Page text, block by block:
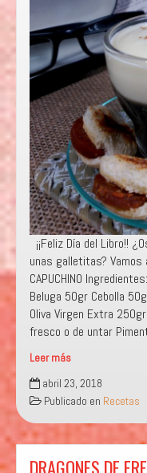
¡¡Feliz Día del Libro!!
unas galletitas? Vamos
CAPUCHINO
Beluga 50gr Cebolla
Oliva Virgen Extra
fresco o de untar
Leer más
Falso
Capuchino
abril 23, 2018
Publicado en Recetas
DRAGONES DE